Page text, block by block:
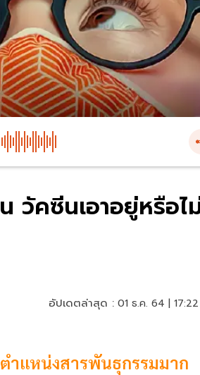
วัคซีนเอาอยู่หรือไ
อัปเดตล่าสุด : 01 ธ.ค. 64 |
ำแหน่งสารพันธุกรรมมาก